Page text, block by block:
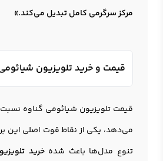
مرکز سرگرمی کامل تبدیل می‌کند.»
قیمت و خرید تلویزیون
قیمت تلویزیون شیائومی گناوه نسبت
می‌دهد، یکی از نقاط قوت اصلی
تنوع مدل‌ها باعث شدهخرید